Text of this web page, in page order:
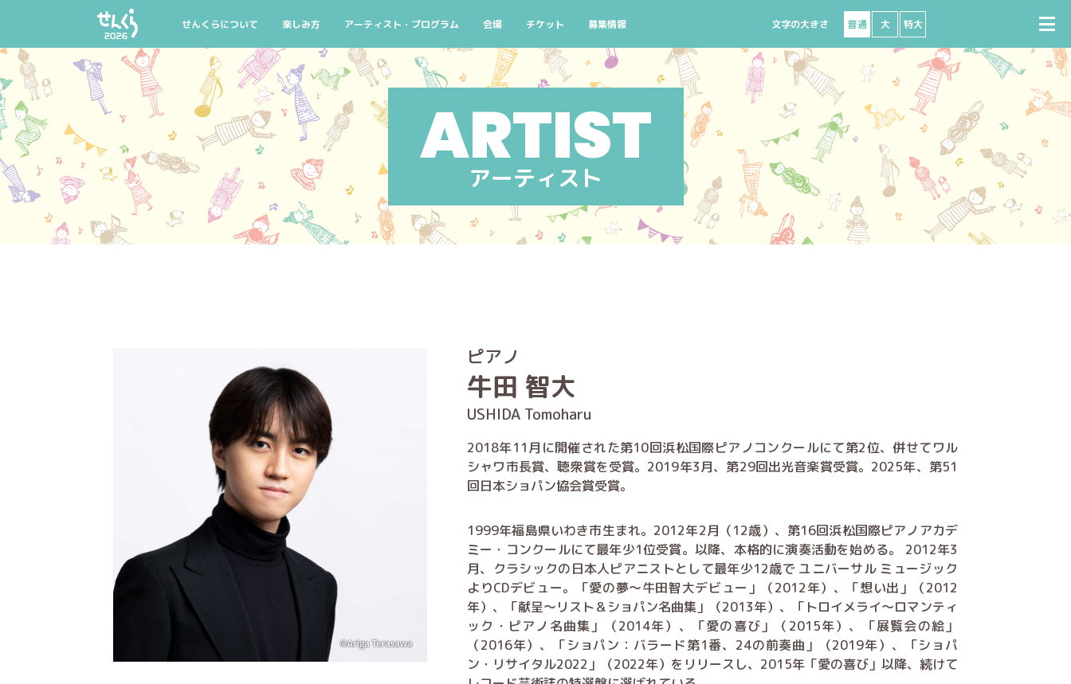
せんくらについて
開催概要
せんくらデビュー
楽しみ方
今年の聴きどころ！
おすすめ公演・ハシゴコース
公式グッズ
託児のご案内
アーティスト・プログラム
公演スケジュール 10/3(土)
公演スケジュール 10/4(日)
公演番号から探す
アーティストから探す
AIYPCタイアップ
せんくらおでかけコンサート
マイリスト
会場
チケット
主催者団体会員先行販売のご案内
コンビニで購入
インターネットで購入
よくある質問
募集情報
せんくらおでかけコンサート出演者募集
普通 大 特大
アーティスト
牛田 智大
USHIDA Tomoharu
ピアノ
2018年11月に開催された第10回浜松国際ピアノコンクールにて第2位、併せてワル
シャワ市長賞、聴衆賞を受賞。2019年3月、第29回出光音楽賞受賞。2025年、第51
回日本ショパン協会賞受賞。
1999年福島県いわき市生まれ。2012年2月（12歳）、第16回浜松国際ピアノアカデ
ミー・コンクールにて最年少1位受賞。以降、本格的に演奏活動を始める。 2012年3
月、クラシックの日本人ピアニストとして最年少12歳で ユニバーサル ミュージック
よりCDデビュー。「愛の夢～牛田智大デビュー」（2012年）、「想い出」（2012
年）、「献呈～リスト＆ショパン名曲集」（2013年）、「トロイメライ～ロマンティ
ック・ピアノ名曲集」（2014年）、「愛の喜び」（2015年）、「展覧会の絵」
（2016年）、「ショパン：バラード第1番、24の前奏曲」（2019年）、「ショパ
ン・リサイタル2022」（2022年）をリリースし、2015年「愛の喜び」以降、続けて
公式グッズ
託児のご案内
マイリスト